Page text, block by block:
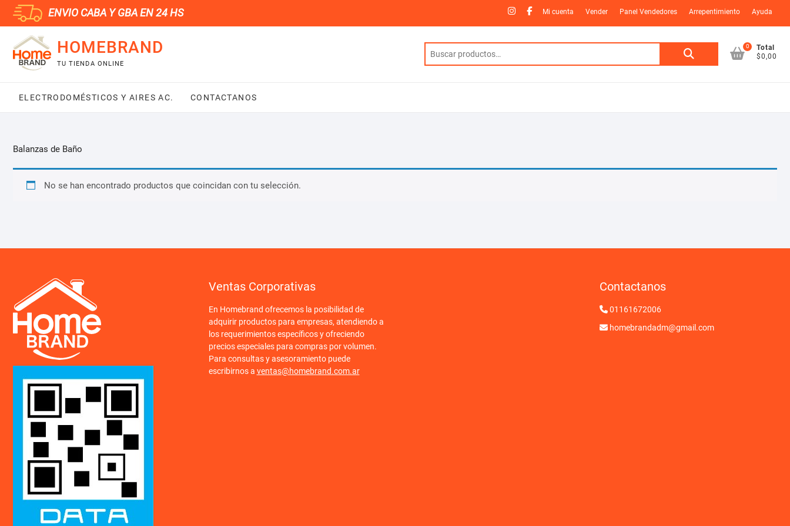
Saltar
contenido
ENVIO CABA Y GBA EN 24 HS Instagram
Facebook
Mi cuenta Vender Panel Vendedores Arrepentimiento Ayuda
HOMEBRAND
TU TIENDA ONLINE
Buscar
0
Total
$0,00
ELECTRODOMÉSTICOS Y AIRES AC. CONTACTANOS
Balanzas de Baño
No se han encontrado productos que coincidan con tu selección.
Ventas Corporativas
En Homebrand ofrecemos la posibilidad de
adquirir productos para empresas, atendiendo a
los requerimientos específicos y ofreciendo
precios especiales para compras por volumen.
Para consultas y asesoramiento puede
escribirnos a ventas@homebrand.com.ar
Contactanos
01161672006
homebrandadm@gmail.com